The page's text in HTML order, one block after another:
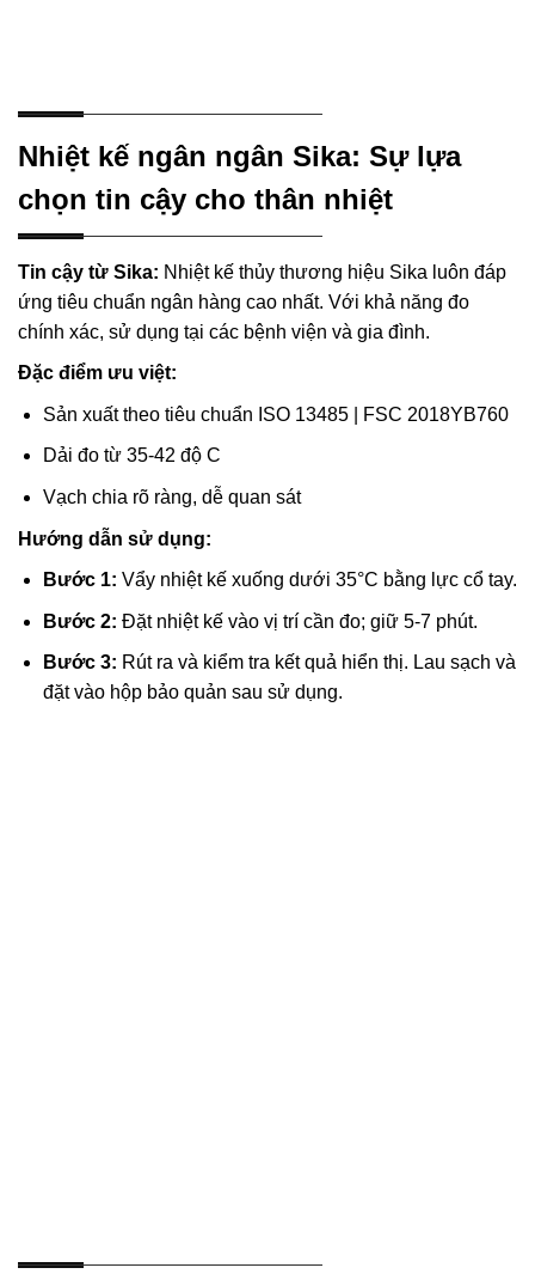
Nhiệt kế ngân ngân Sika: Sự lựa
chọn tin cậy cho thân nhiệt
Tin cậy từ Sika: Nhiệt kế thủy thương hiệu Sika luôn đáp
ứng tiêu chuẩn ngân hàng cao nhất. Với khả năng đo
chính xác, sử dụng tại các bệnh viện và gia đình.
Đặc điểm ưu việt:
Sản xuất theo tiêu chuẩn ISO 13485 | FSC 2018YB760
Dải đo từ 35-42 độ C
Vạch chia rõ ràng, dễ quan sát
Hướng dẫn sử dụng:
Bước 1: Vẩy nhiệt kế xuống dưới 35°C bằng lực cổ tay.
Bước 2: Đặt nhiệt kế vào vị trí cần đo; giữ 5-7 phút.
Bước 3: Rút ra và kiểm tra kết quả hiển thị. Lau sạch và
đặt vào hộp bảo quản sau sử dụng.